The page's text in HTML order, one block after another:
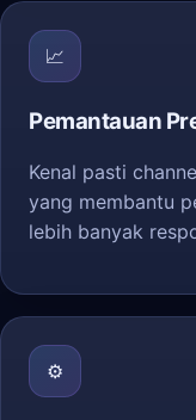
📈
Pemantauan
Kenal pasti
yang membantu
lebih banyak
⚙️